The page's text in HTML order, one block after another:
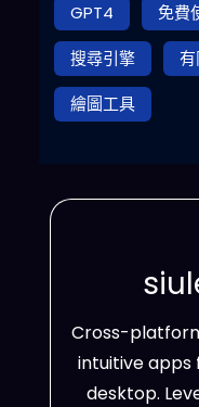
GPT4
免費
搜尋引擎
繪圖工具
Cross-
intuitive apps
desktop.